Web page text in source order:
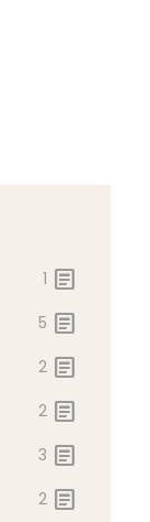
1 article
5 article
2 article
2 article
3 article
2 article